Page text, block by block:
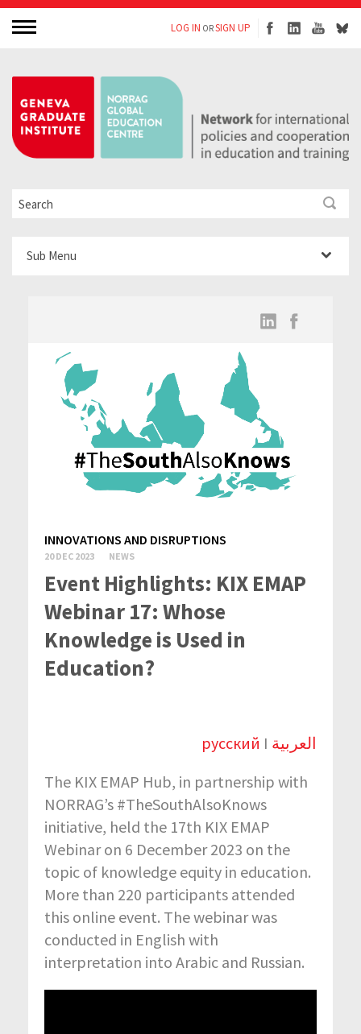
LOG IN ORSIGN UP
Sub Menu
INNOVATIONS AND DISRUPTIONS
20 DEC 2023 NEWS
Event Highlights: KIX EMAP
Webinar 17: Whose
Knowledge is Used in
Education?
русский I العربية
The KIX EMAP Hub, in partnership with
NORRAG’s #TheSouthAlsoKnows
initiative, held the 17th KIX EMAP
Webinar on 6 December 2023 on the
topic of knowledge equity in education.
More than 220 participants attended
this online event. The webinar was
conducted in English with
interpretation into Arabic and Russian.